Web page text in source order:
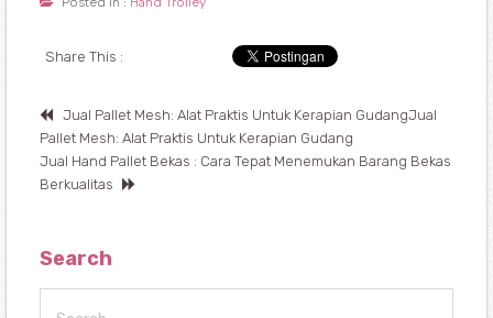
Share This :
Jual Pallet Mesh: Alat Praktis Untuk Kerapian GudangJual
Pallet Mesh: Alat Praktis Untuk Kerapian Gudang
Jual Hand Pallet Bekas : Cara Tepat Menemukan Barang Bekas
Berkualitas
Search